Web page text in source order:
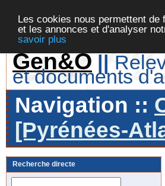
Les cookies nous permettent
et les annonces et d'analyser
savoir plus
Gen&O ||
et documents
Navigation ::
[Pyrénées-
Recherche directe